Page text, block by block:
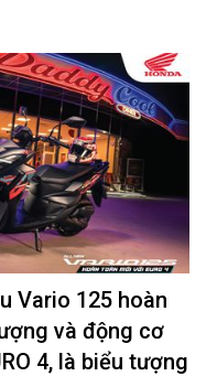
Vario 125 hoàn
và động cơ
4, là biểu tượng